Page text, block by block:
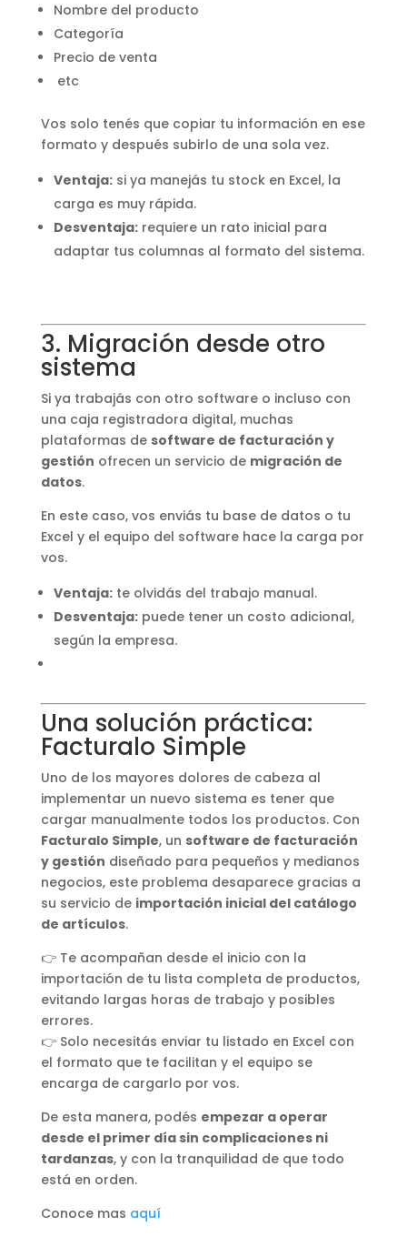
Nombre del producto
Categoría
Precio de venta
etc
Vos solo tenés que copiar tu información en ese
formato y después subirlo de una sola vez.
Ventaja:si ya manejás tu stock en Excel, la
carga es muy rápida.
Desventaja:requiere un rato inicial para
adaptar tus columnas al formato del sistema.
3. Migración desde otro
sistema
Si ya trabajás con otro software o incluso con
una caja registradora digital, muchas
plataformas de software de facturación y
gestión ofrecen un servicio de migración de
datos.
En este caso, vos enviás tu base de datos o tu
Excel y el equipo del software hace la carga por
vos.
Ventaja:te olvidás del trabajo manual.
Desventaja:puede tener un costo adicional,
según la empresa.
Una solución práctica:
Facturalo Simple
Uno de los mayores dolores de cabeza al
implementar un nuevo sistema es tener que
cargar manualmente todos los productos. Con
Facturalo Simple, un software de facturación
y gestión diseñado para pequeños y medianos
negocios, este problema desaparece gracias a
su servicio de importación inicial del catálogo
de artículos.
👉 Te acompañan desde el inicio con la
importación de tu lista completa de productos,
evitando largas horas de trabajo y posibles
errores.
👉 Solo necesitás enviar tu listado en Excel con
el formato que te facilitan y el equipo se
encarga de cargarlo por vos.
De esta manera, podés empezar a operar
desde el primer día sin complicaciones ni
tardanzas, y con la tranquilidad de que todo
está en orden.
Conoce mas aquí